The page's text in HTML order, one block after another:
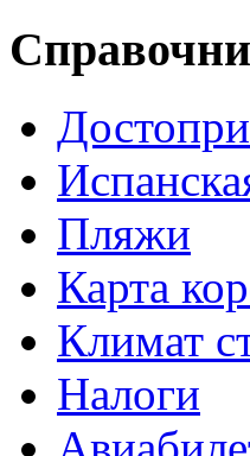
Пляжи
Карта
Климат
Налоги